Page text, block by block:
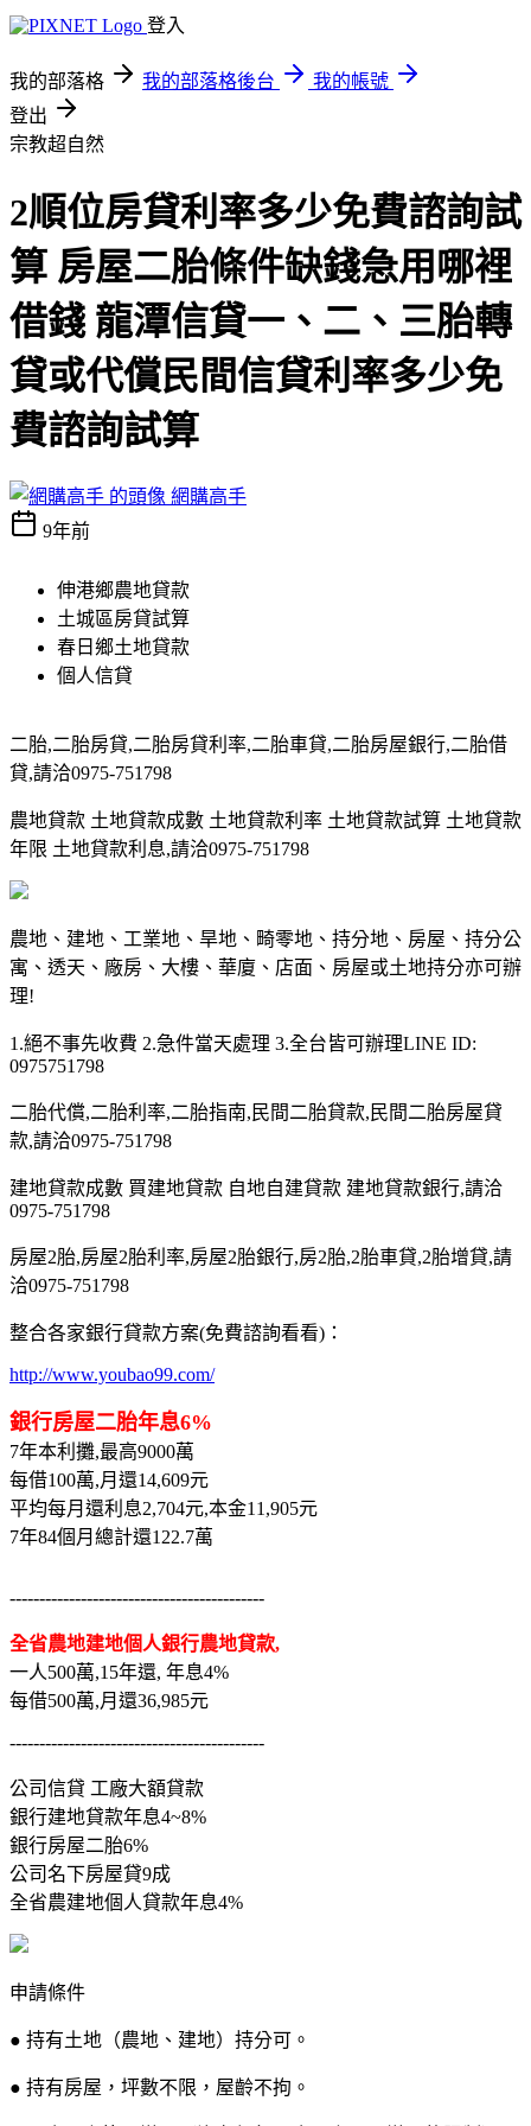
登入
我的部落格 我的部落格後台
我的帳號
登出
宗教超自然
2順位房貸利率多少免費諮詢試
算 房屋二胎條件缺錢急用哪裡
借錢 龍潭信貸一、二、三胎轉
貸或代償民間信貸利率多少免
費諮詢試算
網購高手
9年前
伸港鄉農地貸款
土城區房貸試算
春日鄉土地貸款
個人信貸
二胎,二胎房貸,二胎房貸利率,二胎車貸,二胎房屋銀行,二胎借
貸,請洽0975-751798
農地貸款 土地貸款成數 土地貸款利率 土地貸款試算 土地貸款
年限 土地貸款利息,請洽0975-751798
農地、建地、工業地、旱地、畸零地、持分地、房屋、持分公
寓、透天、廠房、大樓、華廈、店面、房屋或土地持分亦可辦
理!
1.絕不事先收費 2.急件當天處理 3.全台皆可辦理LINE ID:
0975751798
二胎代償,二胎利率,二胎指南,民間二胎貸款,民間二胎房屋貸
款,請洽0975-751798
建地貸款成數 買建地貸款 自地自建貸款 建地貸款銀行,請洽
0975-751798
房屋2胎,房屋2胎利率,房屋2胎銀行,房2胎,2胎車貸,2胎增貸,請
洽0975-751798
整合各家銀行貸款方案(免費諮詢看看)：
http://www.youbao99.com/
銀行房屋二胎年息6%
7年本利攤,最高9000萬
每借100萬,月還14,609元
平均每月還利息2,704元,本金11,905元
7年84個月總計還122.7萬
-------------------------------------------
全省農地建地個人銀行農地貸款,
一人500萬,15年還, 年息4%
每借500萬,月還36,985元
-------------------------------------------
公司信貸 工廠大額貸款
銀行建地貸款年息4~8%
銀行房屋二胎6%
公司名下房屋貸9成
全省農建地個人貸款年息4%
申請條件
● 持有土地（農地、建地）持分可。
● 持有房屋，坪數不限，屋齡不拘。